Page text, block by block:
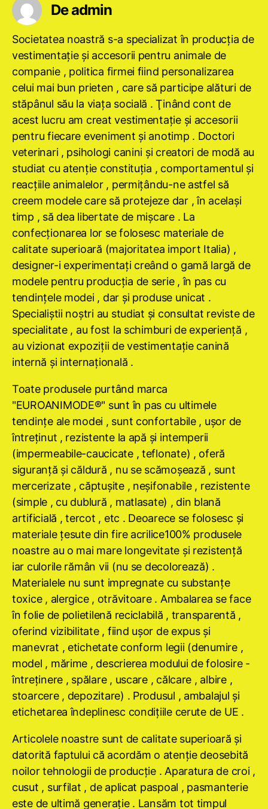
De admin
Societatea noastră s-a specializat în producţia de
vestimentaţie şi accesorii pentru animale de
companie , politica firmei fiind personalizarea
celui mai bun prieten , care să participe alături de
stăpânul său la viaţa socială . Ţinând cont de
acest lucru am creat vestimentaţie şi accesorii
pentru fiecare eveniment şi anotimp . Doctori
veterinari , psihologi canini şi creatori de modă au
studiat cu atenţie constituţia , comportamentul şi
reacţiile animalelor , permiţându-ne astfel să
creem modele care să protejeze dar , în acelaşi
timp , să dea libertate de mişcare . La
confecţionarea lor se folosesc materiale de
calitate superioară (majoritatea import Italia) ,
designer-i experimentaţi creând o gamă largă de
modele pentru producţia de serie , în pas cu
tendinţele modei , dar şi produse unicat .
Specialiştii noştri au studiat şi consultat reviste de
specialitate , au fost la schimburi de experienţă ,
au vizionat expoziţii de vestimentaţie canină
internă şi internaţională .
Toate produsele purtând marca
"EUROANIMODE®" sunt în pas cu ultimele
tendinţe ale modei , sunt confortabile , uşor de
întreţinut , rezistente la apă şi intemperii
(impermeabile-caucicate , teflonate) , oferă
siguranţă şi căldură , nu se scămoşează , sunt
mercerizate , căptuşite , neşifonabile , rezistente
(simple , cu dublură , matlasate) , din blană
artificială , tercot , etc . Deoarece se folosesc şi
materiale ţesute din fire acrilice100% produsele
noastre au o mai mare longevitate şi rezistenţă
iar culorile rămân vii (nu se decolorează) .
Materialele nu sunt impregnate cu substanţe
toxice , alergice , otrăvitoare . Ambalarea se face
în folie de polietilenă reciclabilă , transparentă ,
oferind vizibilitate , fiind uşor de expus şi
manevrat , etichetate conform legii (denumire ,
model , mărime , descrierea modului de folosire -
întreţinere , spălare , uscare , călcare , albire ,
stoarcere , depozitare) . Produsul , ambalajul şi
etichetarea îndeplinesc condiţiile cerute de UE .
Articolele noastre sunt de calitate superioară şi
datorită faptului că acordăm o atenţie deosebită
noilor tehnologii de producţie . Aparatura de croi ,
cusut , surfilat , de aplicat paspoal , pasmanterie
este de ultimă generaţie . Lansăm tot timpul